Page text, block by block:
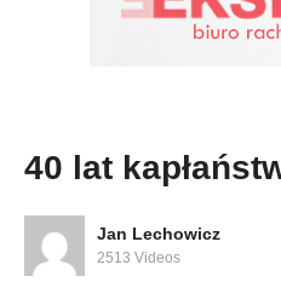
40 lat
Jan Lechowicz
2513 Videos